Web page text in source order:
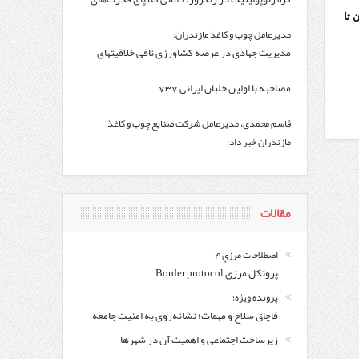
اردبیل و مدیرعامل بانک سینا محقق شد؛
تا
مدیرعامل چوب و کاغذ مازندران:
مدیریت جهادی در عرصه کشاورزی نافی خلاقیتهای
مصاحبه با اولین خلبان ایرانی 737
قاسم محمدی، مدیرعامل شرکت صنایع چوب و کاغذ
مازندران خبر داد:
پس از چند سال
مقالات
اصطلاحات مرزي 4
پروتکل مرزی Border protocol
پرونده ویژه؛
قاچاق سلاح و مهمات؛ نشانه‌روی به امنیت جامعه
زیرساخت اجتماعی و اهمیت آن در شهرها